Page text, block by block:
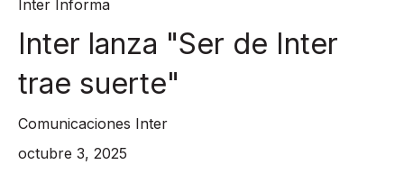
Inter Informa
Inter lanza "Ser de Inter
trae suerte"
Comunicaciones Inter
octubre 3, 2025